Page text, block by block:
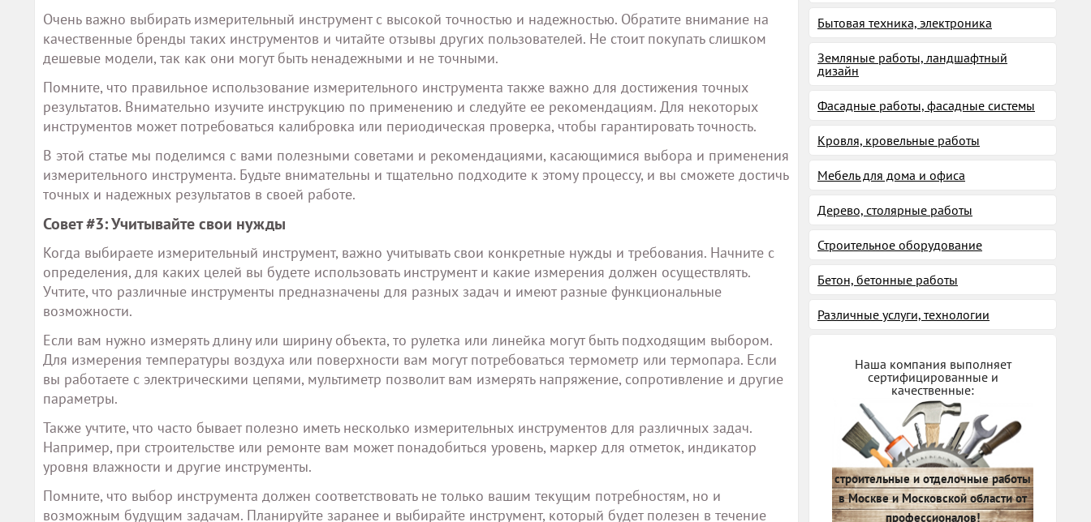
Очень важно выбирать измерительный инструмент с высокой точностью и надежностью. Обратите внимание на
качественные бренды таких инструментов и читайте отзывы других пользователей. Не стоит покупать слишком
дешевые модели, так как они могут быть ненадежными и не точными.
Помните, что правильное использование измерительного инструмента также важно для достижения точных
результатов. Внимательно изучите инструкцию по применению и следуйте ее рекомендациям. Для некоторых
инструментов может потребоваться калибровка или периодическая проверка, чтобы гарантировать точность.
В этой статье мы поделимся с вами полезными советами и рекомендациями, касающимися выбора и применения
измерительного инструмента. Будьте внимательны и тщательно подходите к этому процессу, и вы сможете достичь
точных и надежных результатов в своей работе.
Совет #3: Учитывайте свои нужды
Когда выбираете измерительный инструмент, важно учитывать свои конкретные нужды и требования. Начните с
определения, для каких целей вы будете использовать инструмент и какие измерения должен осуществлять.
Учтите, что различные инструменты предназначены для разных задач и имеют разные функциональные
возможности.
Если вам нужно измерять длину или ширину объекта, то рулетка или линейка могут быть подходящим выбором.
Для измерения температуры воздуха или поверхности вам могут потребоваться термометр или термопара. Если
вы работаете с электрическими цепями, мультиметр позволит вам измерять напряжение, сопротивление и другие
параметры.
Также учтите, что часто бывает полезно иметь несколько измерительных инструментов для различных задач.
Например, при строительстве или ремонте вам может понадобиться уровень, маркер для отметок, индикатор
уровня влажности и другие инструменты.
Помните, что выбор инструмента должен соответствовать не только вашим текущим потребностям, но и
возможным будущим задачам. Планируйте заранее и выбирайте инструмент, который будет полезен в течение
Бытовая техника, электроника
Земляные работы, ландшафтный
дизайн
Фасадные работы, фасадные системы
Кровля, кровельные работы
Мебель для дома и офиса
Дерево, столярные работы
Строительное оборудование
Бетон, бетонные работы
Различные услуги, технологии
Наша компания выполняет
сертифицированные и
качественные:
строительные и отделочные работы
в Москве и Московской области от
профессионалов!